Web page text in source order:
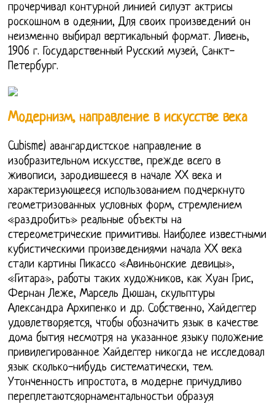
прочерчивал контурной линией силуэт актрисы
роскошном в одеянии, Для своих произведений он
неизменно выбирал вертикальный формат. Ливень,
1906 г. Государственный Русский музей, Санкт-
Петербург.
Модернизм, направление в искусстве века
Cubisme) авангардистское направление в
изобразительном искусстве, прежде всего в
живописи, зародившееся в начале XX века и
характеризующееся использованием подчеркнуто
геометризованных условных форм, стремлением
«раздробить» реальные объекты на
стереометрические примитивы. Наиболее известными
кубистическими произведениями начала XX века
стали картины Пикассо «Авиньонские девицы»,
«Гитара», работы таких художников, как Хуан Грис,
Фернан Леже, Марсель Дюшан, скульптуры
Александра Архипенко и др. Собственно, Хайдеггер
удовлетворяется, чтобы обозначить язык в качестве
дома бытия несмотря на указанное языку положение
привилегированное Хайдеггер никогда не исследовал
язык сколько-нибудь систематически, тем.
Утонченность ипростота, в модерне причудливо
переплетаютсяорнаментальностьи образуя